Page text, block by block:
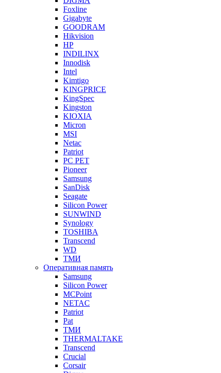
Foxline
Gigabyte
GOODRAM
Hikvision
HP
INDILINX
Innodisk
Intel
Kimtigo
KINGPRICE
KingSpec
Kingston
KIOXIA
Micron
MSI
Netac
Patriot
PC PET
Pioneer
Samsung
SanDisk
Seagate
Silicon Power
SUNWIND
Synology
TOSHIBA
Transcend
WD
ТМИ
Оперативная память
Samsung
Silicon Power
MCPoint
NETAC
Patriot
Pat
ТМИ
THERMALTAKE
Transcend
Crucial
Corsair